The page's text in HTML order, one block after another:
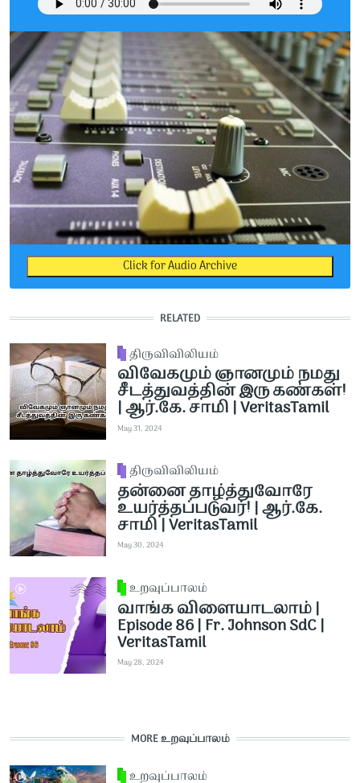
Click for Audio Archive
RELATED
திருவிவிலியம்
விவேகமும் ஞானமும் நமது
சீடத்துவத்தின் இரு கண்கள்!
| ஆர்.கே. சாமி | VeritasTamil
May 31, 2024
திருவிவிலியம்
தன்னை தாழ்த்துவோரே
உயர்த்தப்படுவர்! | ஆர்.கே.
சாமி | VeritasTamil
May 30, 2024
உறவுப்பாலம்
வாங்க விளையாடலாம் |
Episode 86 | Fr. Johnson SdC |
VeritasTamil
May 28, 2024
MORE உறவுப்பாலம்
உறவுப்பாலம்